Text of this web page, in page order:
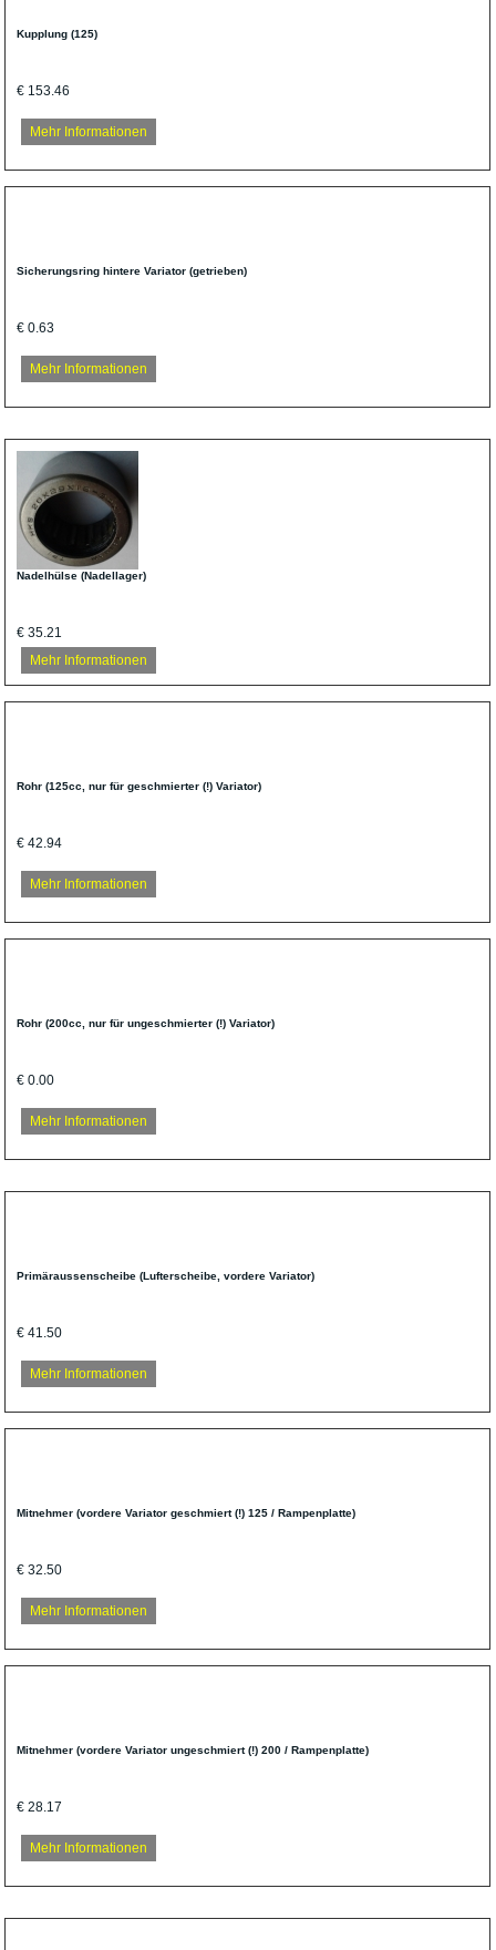
Kupplung (125)
€ 153.46
Mehr Informationen
Sicherungsring hintere Variator (getrieben)
€ 0.63
Mehr Informationen
Nadelhülse (Nadellager)
€ 35.21
Mehr Informationen
Rohr (125cc, nur für geschmierter (!) Variator)
€ 42.94
Mehr Informationen
Rohr (200cc, nur für ungeschmierter (!) Variator)
€ 0.00
Mehr Informationen
Primäraussenscheibe (Lufterscheibe, vordere Variator)
€ 41.50
Mehr Informationen
Mitnehmer (vordere Variator geschmiert (!) 125 / Rampenplatte)
€ 32.50
Mehr Informationen
Mitnehmer (vordere Variator ungeschmiert (!) 200 / Rampenplatte)
€ 28.17
Mehr Informationen